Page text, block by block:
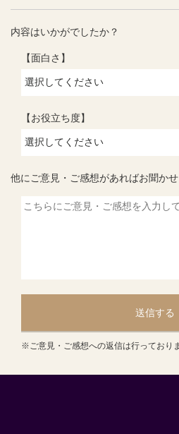
内容はいかがでしたか？
【面白さ】
【お役立ち度】
他にご意見・ご感想があればお聞か
送信する
※ご意見・ご感想への返信は行っており